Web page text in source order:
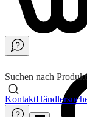
Suchen nach
Kontakt